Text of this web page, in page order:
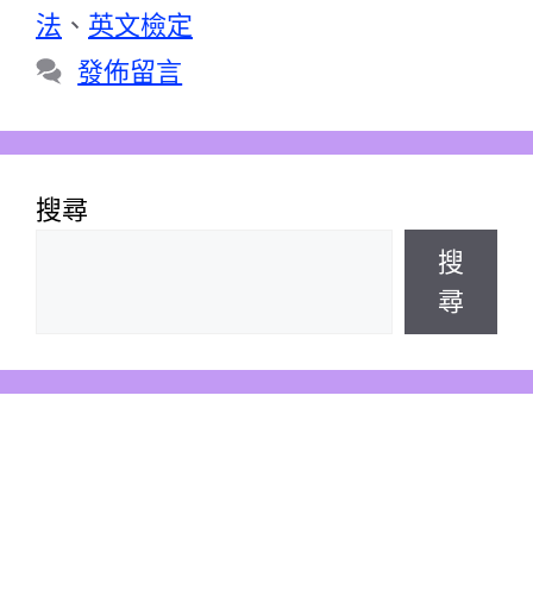
籤
法 、 英文檢定
發佈留言
搜尋
搜
尋